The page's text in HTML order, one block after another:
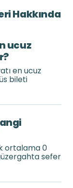
Hakkında
ucuz
en ucuz
bileti
ortalama 0
sefer